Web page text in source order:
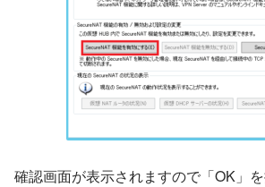
確認画面が表示されますので「OK」を